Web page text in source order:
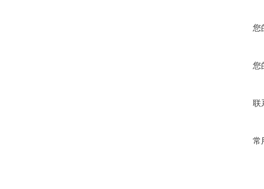
您
您
联
常